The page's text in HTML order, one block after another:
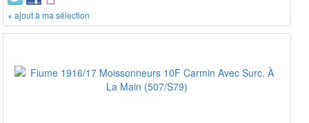
+ ajout à ma sélection